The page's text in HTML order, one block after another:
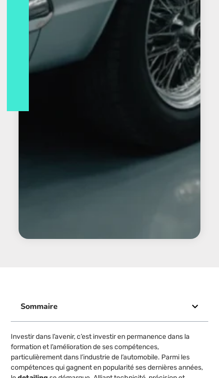
Sommaire
Investir dans l’avenir, c’est investir en permanence dans la
formation et l’amélioration de ses compétences,
particulièrement dans l’industrie de l’automobile. Parmi les
compétences qui gagnent en popularité ses dernières années,